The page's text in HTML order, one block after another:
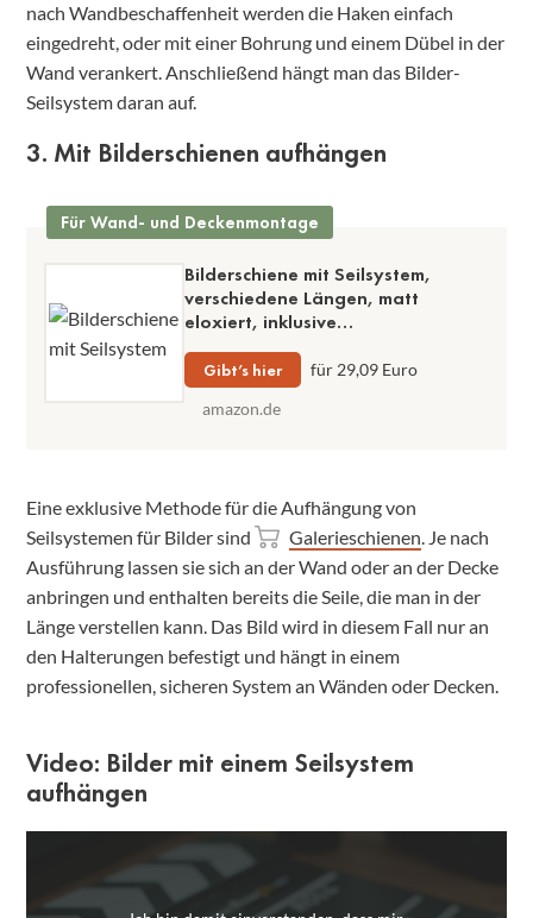
nach Wandbeschaffenheit werden die Haken einfach
eingedreht, oder mit einer Bohrung und einem Dübel in der
Wand verankert. Anschließend hängt man das Bilder-
Seilsystem daran auf.
3. Mit Bilderschienen aufhängen
Für Wand- und Deckenmontage
Bilderschiene mit Seilsystem,
verschiedene Längen, matt
eloxiert, inklusive
Montagematerial
Gibt’s hier
für 29,09 Euro
amazon.de
Eine exklusive Methode für die Aufhängung von
Seilsystemen für Bilder sind
Galerieschienen. Je nach
Ausführung lassen sie sich an der Wand oder an der Decke
anbringen und enthalten bereits die Seile, die man in der
Länge verstellen kann. Das Bild wird in diesem Fall nur an
den Halterungen befestigt und hängt in einem
professionellen, sicheren System an Wänden oder Decken.
Video: Bilder mit einem Seilsystem
aufhängen